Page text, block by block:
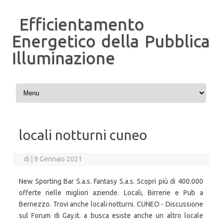
Efficientamento
Energetico della Pubblica
Illuminazione
Vai al contenuto
locali notturni cuneo
di 9 Gennaio 2021
New Sporting Bar S.a.s. Fantasy S.a.s. Scopri più di 400.000
offerte nelle migliori aziende. Locali, Birrerie e Pub a
Bernezzo. Trovi anche locali notturni. CUNEO - Discussione
sul Forum di Gay.it. a busca esiste anche un altro locale